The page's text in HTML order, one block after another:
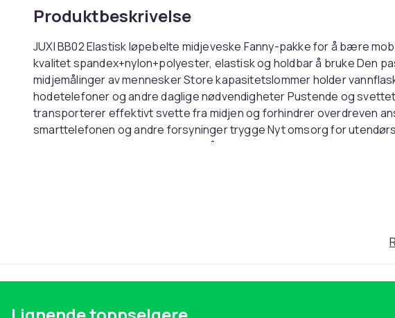
Produktbeskrivelse
JUXI BB02 Elastisk løpebelte midjeveske Fanny-pakke for å bære
kvalitet spandex+nylon+polyester, elastisk og holdbar å bruke Den
midjemålinger av mennesker Store kapasitetslommer holder
hodetelefoner og andre daglige nødvendigheter Pustende og
transporterer effektivt svette fra midjen og forhindrer overdreven
smarttelefonen og andre forsyninger trygge Nyt omsorg for
treningsstudioaktiviteter ree og hånd
57bafa80-